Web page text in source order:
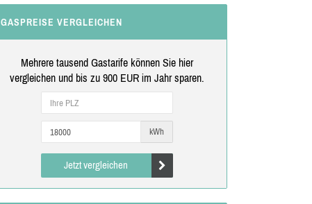
GASPREISE VERGLEICHEN
Mehrere tausend Gastarife können Sie hier
vergleichen und bis zu 900 EUR im Jahr sparen.
kWh
Jetzt vergleichen